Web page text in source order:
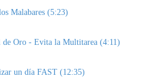
Malabares (5:23)
de Oro - Evita la Multitarea (4:11)
un día FAST (12:35)